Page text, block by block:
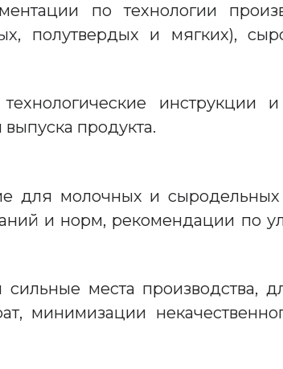
по технологии
полутвердых и мягких),
инструкции
продукта.
для молочных и
и норм, рекомендации по
места производства,
минимизации